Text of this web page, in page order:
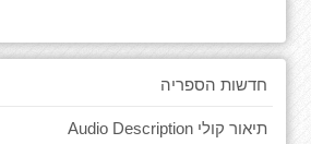
חדשות הספריה
תיאור קולי Audio Description